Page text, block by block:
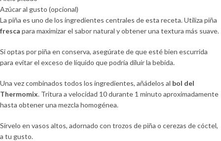
Azúcar al gusto (opcional)
La piña es uno de los ingredientes centrales de esta receta. Utiliza piña
fresca para maximizar el sabor natural y obtener una textura más suave.
Si optas por piña en conserva, asegúrate de que esté bien escurrida
para evitar el exceso de líquido que podría diluir la bebida.
Una vez combinados todos los ingredientes, añádelos al bol del
Thermomix. Tritura a velocidad 10 durante 1 minuto aproximadamente
hasta obtener una mezcla homogénea.
Sírvelo en vasos altos, adornado con trozos de piña o cerezas de cóctel,
a tu gusto.